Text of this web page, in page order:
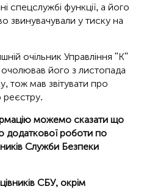
спецслужбі функції, а його
звинувачували у тиску на
очільник Управління "К"
очолював його з листопада
тож мав звітувати про
реєстру.
можемо сказати що
додаткової роботи по
Служби Безпеки
СБУ, окрім